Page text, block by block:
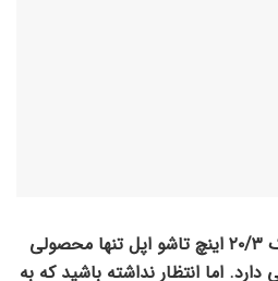
۲۰/۳ اینچ تاشو اپل تنها محصولی
اما انتظار نداشته باشید که به